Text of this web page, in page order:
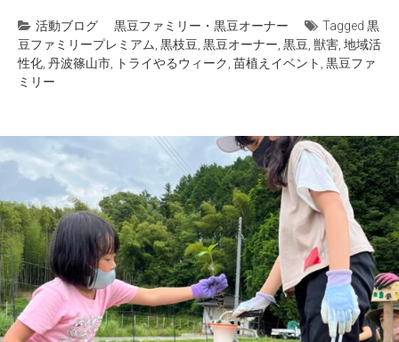
活動ブログ 黒豆ファミリー・黒豆オーナー Tagged 黒
豆ファミリープレミアム 黒枝豆 黒豆オーナー 黒豆 獣害 地域活
性化 丹波篠山市 トライやるウィーク 苗植えイベント 黒豆ファ
ミリー